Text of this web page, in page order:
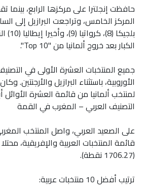
حافظت إنجلترا على مركزها الرابع، بينما
الكبار بعد خروج ألمانيا من "Top 10".
جميع المنتخبات العشرة الأولى في
الأوروبية، باستثناء البرازيل والأرجنتين.
لمنتخب ألمانيا من قائمة العشرة الأوائل
التصنيف العربي – المغرب في القمة
على الصعيد العربي، واصل المنتخب
(1706.27 نقطة).
ترتيب أفضل 10 منتخبات عربية: